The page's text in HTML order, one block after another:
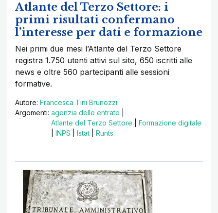
Atlante del Terzo Settore: i
primi risultati confermano
l’interesse per dati e formazione
Nei primi due mesi l’Atlante del Terzo Settore
registra 1.750 utenti attivi sul sito, 650 iscritti alle
news e oltre 560 partecipanti alle sessioni
formative.
Autore: Francesca Tini Brunozzi
Argomenti: agenzia delle entrate
Atlante del Terzo Settore
Formazione digitale
INPS Istat Runts